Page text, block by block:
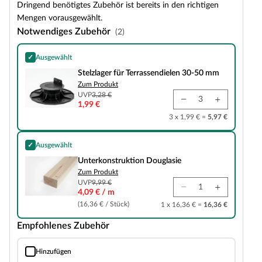
Dringend benötigtes Zubehör ist bereits in den richtigen
Mengen vorausgewählt.
Notwendiges Zubehör (2)
✓ Ausgewählt
Stelzlager für Terrassendielen 30-50 mm
Stelzlager für Terrassendielen 30-50 mm
Zum Produkt
UVP3,28 €
1,99 €
3 x 1,99 € = 5,97 €
✓ Ausgewählt
Unterkonstruktion Douglasie
Unterkonstruktion Douglasie
Zum Produkt
UVP9,99 €
4,09 € / m
(16,36 € / Stück) 1 x 16,36 € = 16,36 €
Empfohlenes Zubehör
Hinzufügen
Distanz--Abstandshalter 50 Stück Hinterlüftung